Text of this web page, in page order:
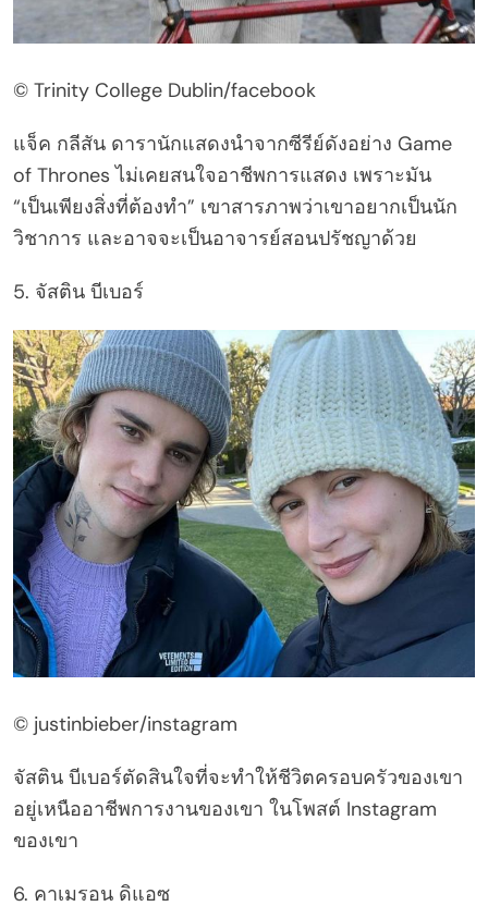
© Trinity College Dublin/facebook
แจ็ค กลีสัน ดารานักแสดงนำจากซีรีย์ดังอย่าง Game
of Thrones ไม่เคยสนใจอาชีพการแสดง เพราะมัน
“เป็นเพียงสิ่งที่ต้องทำ” เขาสารภาพว่าเขาอยากเป็นนัก
วิชาการ และอาจจะเป็นอาจารย์สอนปรัชญาด้วย
5. จัสติน บีเบอร์
© justinbieber/instagram
จัสติน บีเบอร์ตัดสินใจที่จะทำให้ชีวิตครอบครัวของเขา
อยู่เหนืออาชีพการงานของเขา ในโพสต์ Instagram
ของเขา
6. คาเมรอน ดิแอซ